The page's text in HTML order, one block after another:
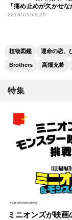
「痛め止めが欠かせな
2016/7/15 9:29
植物図鑑 運命の恋、
Brothers 高畑充希
特集
ミニオンズが映